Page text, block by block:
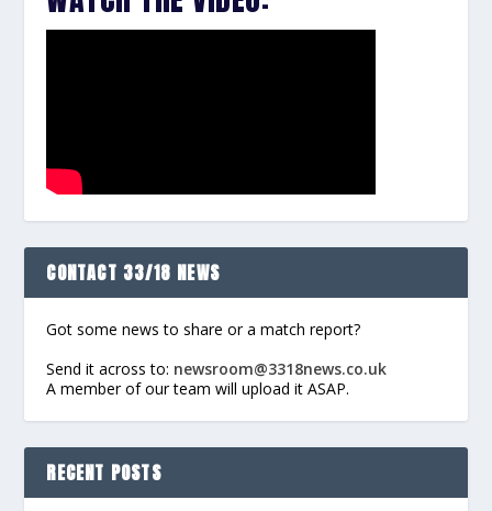
CONTACT 33/18 NEWS
Got some news to share or a match report?
Send it across to: newsroom@3318news.co.uk
A member of our team will upload it ASAP.
RECENT POSTS